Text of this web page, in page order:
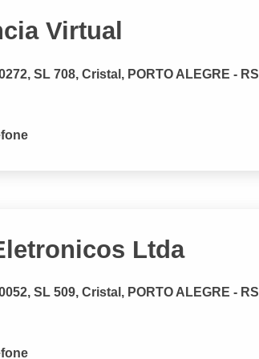
Virtual
SL 708, Cristal, PORTO ALEGRE - RS
Ltda
SL 509, Cristal, PORTO ALEGRE - RS